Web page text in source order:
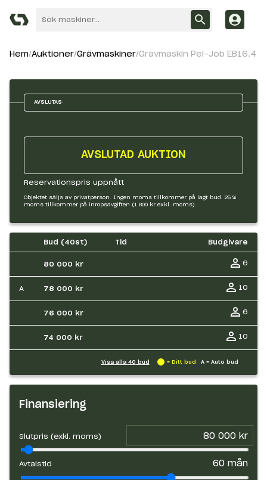
Hem Auktioner Grävmaskiner Grävmaskin Pel-Job EB16.4
AVSLUTAS:
AVSLUTAD AUKTION
Reservationspris uppnått
Objektet säljs av privatperson. Ingen moms tillkommer på lagt bud. 25 %
moms tillkommer på inropsavgiften (1 800 kr exkl. moms).
Bud (40st) Tid Budgivare
80 000 kr 6
A 78 000 kr 10
76 000 kr 6
74 000 kr 10
Visa alla 40 bud = Ditt bud A = Auto bud
Finansiering
Slutpris (exkl. moms)
Avtalstid 60 mån